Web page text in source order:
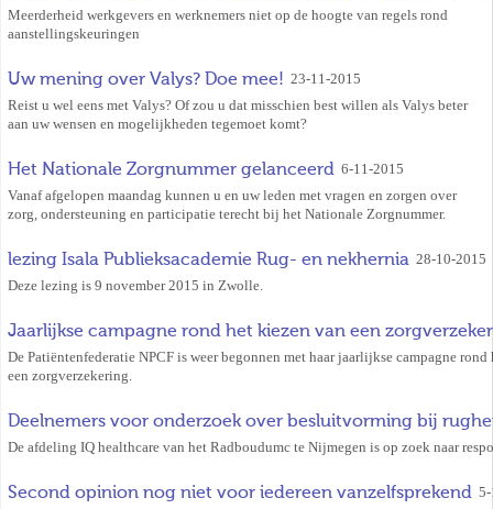
Meerderheid werkgevers en werknemers niet op de hoogte van regels rond
aanstellingskeuringen
Uw mening over Valys? Doe mee! 23-11-2015
Reist u wel eens met Valys? Of zou u dat misschien best willen als Valys beter
aan uw wensen en mogelijkheden tegemoet komt?
Het Nationale Zorgnummer gelanceerd 6-11-2015
Vanaf afgelopen maandag kunnen u en uw leden met vragen en zorgen over
zorg, ondersteuning en participatie terecht bij het Nationale Zorgnummer.
lezing Isala Publieksacademie Rug- en nekhernia 28-10-2015
Deze lezing is 9 november 2015 in Zwolle.
Jaarlijkse campagne rond het kiezen van een
De Patiëntenfederatie NPCF is weer begonnen met haar jaarlijkse campagne
een zorgverzekering.
Deelnemers voor onderzoek over besluitvorming bij
De afdeling IQ healthcare van het Radboudumc te Nijmegen is op zoek naar
Second opinion nog niet voor iedereen vanzelfsprekend